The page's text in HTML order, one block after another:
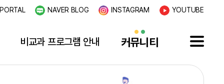
PORTAL NAVER BLOG INSTAGRAM YOUTUBE
비교과 프로그램 안내 커뮤니티